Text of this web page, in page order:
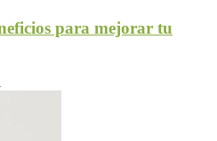
para mejorar tu